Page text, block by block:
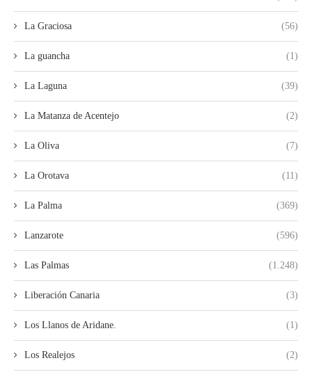
La Graciosa (56)
La guancha (1)
La Laguna (39)
La Matanza de Acentejo (2)
La Oliva (7)
La Orotava (11)
La Palma (369)
Lanzarote (596)
Las Palmas (1.248)
Liberación Canaria (3)
Los Llanos de Aridane. (1)
Los Realejos (2)